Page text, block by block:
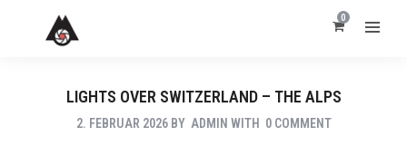
0
LIGHTS OVER SWITZERLAND – THE ALPS
2. FEBRUAR 2026 BY ADMIN WITH 0 COMMENT